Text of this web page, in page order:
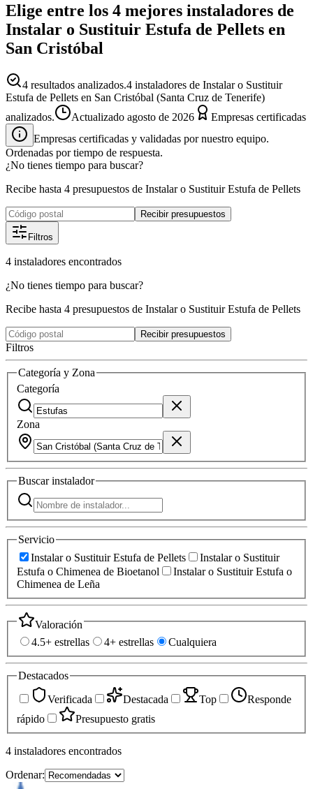
Elige entre los 4 mejores instaladores de
Instalar o Sustituir Estufa de Pellets en
San Cristóbal
4 resultados analizados.4 instaladores de Instalar o Sustituir
Estufa de Pellets en San Cristóbal (Santa Cruz de Tenerife)
analizados.
Actualizado agosto de 2026
Empresas certificadas
Empresas certificadas y validadas por nuestro equipo.
Ordenadas por tiempo de respuesta.
¿No tienes tiempo para buscar?
Recibe hasta 4 presupuestos de Instalar o Sustituir Estufa de Pellets
Recibir presupuestos
Filtros
4 instaladores encontrados
¿No tienes tiempo para buscar?
Recibe hasta 4 presupuestos de Instalar o Sustituir Estufa de Pellets
Recibir presupuestos
Filtros
Categoría y Zona
Categoría
Zona
Buscarinstalador
Servicio
Instalar o Sustituir Estufa de Pellets
Instalar o Sustituir
Estufa o Chimenea de Bioetanol
Instalar o Sustituir Estufa o
Chimenea de Leña
Valoración
4.5+ estrellas
4+ estrellas Cualquiera
Destacados
Verificada
Destacada Top
Responde
rápido
Presupuesto gratis
4 instaladores encontrados
Ordenar: